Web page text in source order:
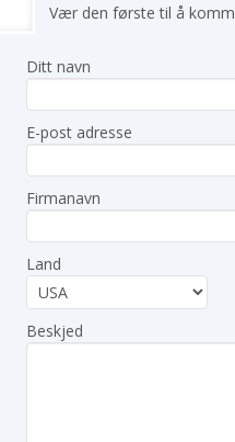
Vær den første til å
Ditt navn
E-post adresse
Firmanavn
Land
Beskjed